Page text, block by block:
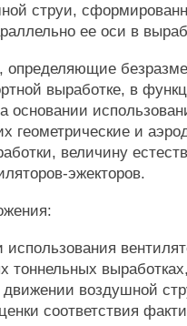
струи,
ее оси в
выработке, в
геометрические и
величину
эжекторов.
движении воздушной
соответствия